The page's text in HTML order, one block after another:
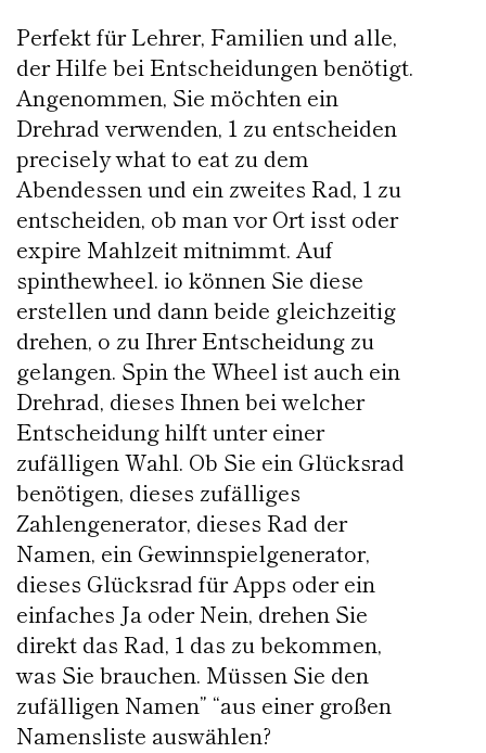
Perfekt für Lehrer, Familien und alle,
der Hilfe bei Entscheidungen benötigt.
Angenommen, Sie möchten ein
Drehrad verwenden, 1 zu entscheiden
precisely what to eat zu dem
Abendessen und ein zweites Rad, 1 zu
entscheiden, ob man vor Ort isst oder
expire Mahlzeit mitnimmt. Auf
spinthewheel. io können Sie diese
erstellen und dann beide gleichzeitig
drehen, o zu Ihrer Entscheidung zu
gelangen. Spin the Wheel ist auch ein
Drehrad, dieses Ihnen bei welcher
Entscheidung hilft unter einer
zufälligen Wahl. Ob Sie ein Glücksrad
benötigen, dieses zufälliges
Zahlengenerator, dieses Rad der
Namen, ein Gewinnspielgenerator,
dieses Glücksrad für Apps oder ein
einfaches Ja oder Nein, drehen Sie
direkt das Rad, 1 das zu bekommen,
was Sie brauchen. Müssen Sie den
zufälligen Namen” “aus einer großen
Namensliste auswählen?